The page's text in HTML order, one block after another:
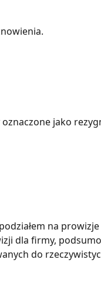
jako
na
dla firmy,
do